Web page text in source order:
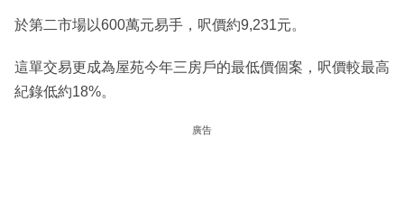
於第二市場以600萬元易手，呎價約9,231元。
這單交易更成為屋苑今年三房戶的最低價個案，呎價較最高
紀錄低約18%。
廣告